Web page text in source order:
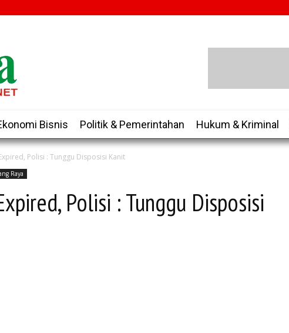
Bisnis Politik & Pemerintahan Hukum & Kriminal
Polisi : Tunggu Disposisi Kanit
Raya
Polisi : Tunggu Disposisi